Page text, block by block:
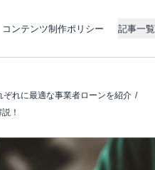
コンテンツ制作ポリシー 記事一覧
れに最適な事業者ローンを紹介
！